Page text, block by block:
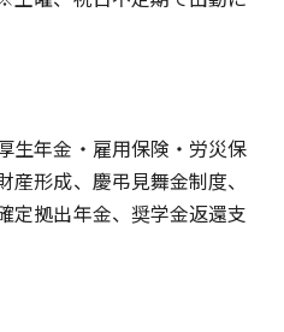
生年金・雇用保険・労災保
形成、慶弔見舞金制度、
定拠出年金、奨学金返還支